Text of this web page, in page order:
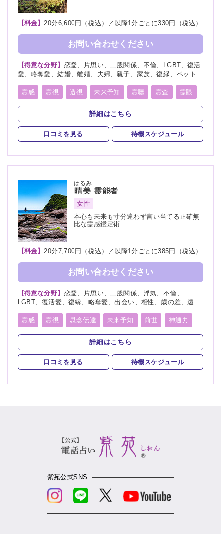
【料金】 20分6,600円（税込）／以降1分ごとに330円（税込）
お問い合わせください
【得意な分野】 恋愛、片思い、二股関係、不倫、LGBT、復活
愛、略奪愛、結婚、離婚、夫婦、親子、家族、復縁、ペット、
転職、適職、縁結び、縁切り
霊感 霊視 透視 未来予知 霊聴 霊査 霊眼
前世 後世 言霊 神通力 守護霊 背後霊
死者霊の降霊 除霊 浄霊 祈願 祈祷 波動修正
詳細はこちら
口コミを見る 待機スケジュール
晴美
はるみ
霊能者
女性
本心も未来も寸分違わず言い当てる正確無
比な霊感鑑定術
【料金】 20分7,700円（税込）／以降1分ごとに385円（税込）
お問い合わせください
【得意な分野】 恋愛、片思い、二股関係、浮気、不倫、
LGBT、復活愛、復縁、略奪愛、出会い、相性、歳の差、遠距
介護、進路、学業、受験、就職、天職、適職、仕事、転職、経
営、人間関係、人生相談、健康、金運、引越し、開運、生霊、
相手の気持ち、総合運、過去、未来、将来、運勢、カルマ、縁
結び
霊感 霊視 思念伝達 未来予知 前世 神通力
守護霊 オーラリーディング チャネリング
スピリチュアルカウンセリング チャクラ 言霊
アカシックリーディング 除霊 浄霊 浄化 祈願
祈祷 波動修正 縁結び
詳細はこちら
口コミを見る 待機スケジュール
紫苑公式SNS